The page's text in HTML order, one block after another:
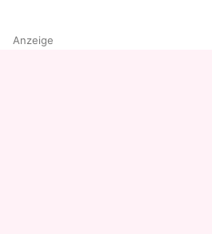
Anzeige